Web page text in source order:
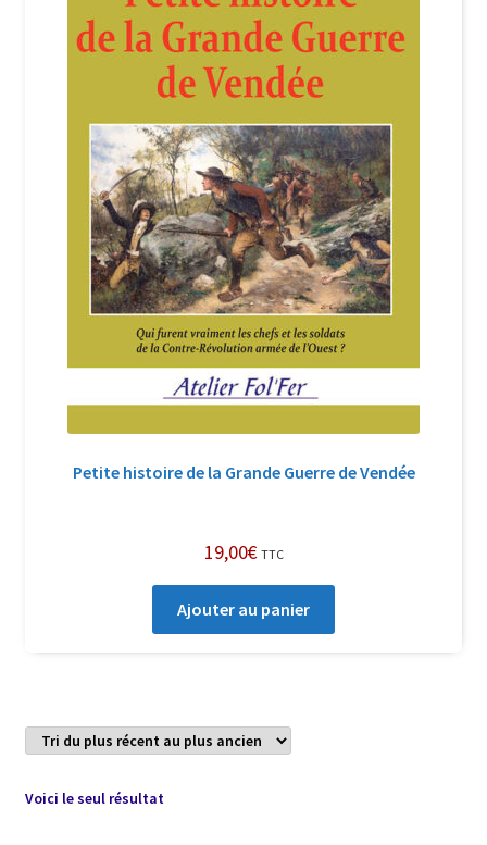
Login Customizer
Politique de confidentialité et cookies
Qui sommes-nous ?
Soutien à Philippe Randa
Suivi de la Commande
Petite histoire de la Grande Guerre de Vendée
19,00€ TTC
Ajouter au panier
Voici le seul résultat